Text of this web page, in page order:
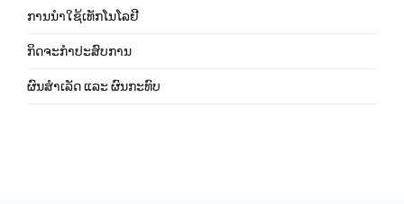
ການນຳໃຊ້ເທັກໂນໂລຢີ
ກິດຈະກຳປະສົບການ
ຜົນສຳເລັດ ແລະ ຜົນກະທົບ